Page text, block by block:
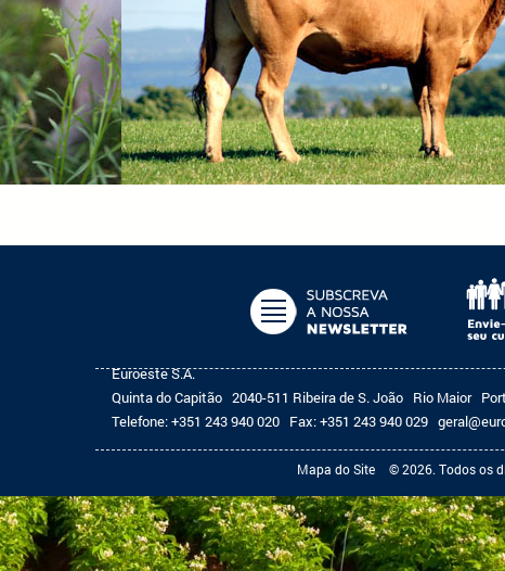
Euroeste S.A.
Quinta do Capitão 2040-511 Ribeira de S. João Rio Maior
Telefone:+351 243 940 020 Fax:+351 243 940 029
Mapa do Site © 2026. Todos os